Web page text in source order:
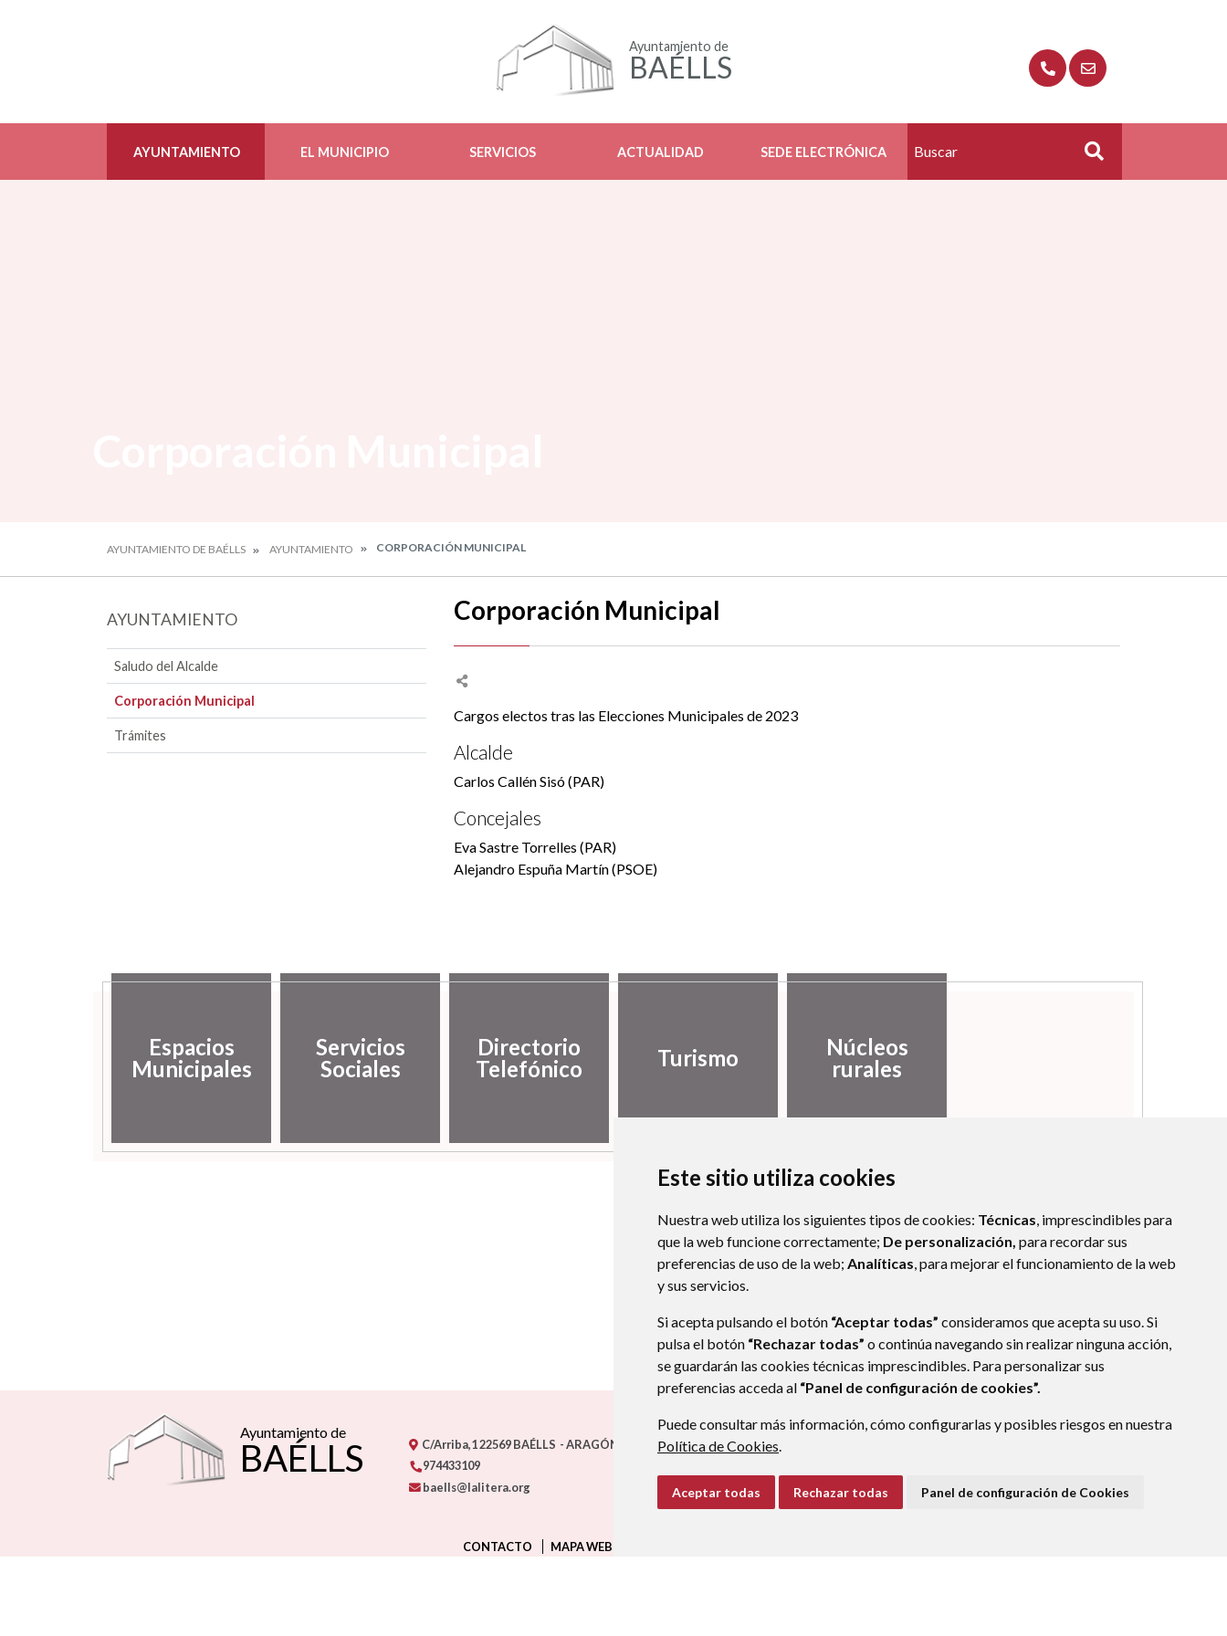
Este sitio utiliza cookies
Nuestra web utiliza los siguientes tipos de cookies: Técnicas, imprescindibles para
que la web funcione correctamente; De personalización, para recordar sus
preferencias de uso de la web; Analíticas, para mejorar el funcionamiento de la web
y sus servicios.
Si acepta pulsando el botón “Aceptar todas” consideramos que acepta su uso. Si
pulsa el botón “Rechazar todas” o continúa navegando sin realizar ninguna acción,
se guardarán las cookies técnicas imprescindibles. Para personalizar sus
preferencias acceda al “Panel de configuración de cookies”.
Puede consultar más información, cómo configurarlas y posibles riesgos en nuestra
Política de Cookies.
Aceptar todas Rechazar todas Panel de configuración de Cookies
Ayuntamiento de
BAÉLLS
AYUNTAMIENTO EL MUNICIPIO SERVICIOS ACTUALIDAD SEDE ELECTRÓNICA Buscar
AYUNTAMIENTO DE BAÉLLS AYUNTAMIENTO CORPORACIÓN MUNICIPAL
AYUNTAMIENTO
Saludo del Alcalde
Corporación Municipal
Trámites
Corporación Municipal
Cargos electos tras las Elecciones Municipales de 2023
Alcalde
Carlos Callén Sisó (PAR)
Concejales
Eva Sastre Torrelles (PAR)
Alejandro Espuña Martín (PSOE)
Espacios
Municipales
Servicios
Sociales
Directorio
Telefónico
Turismo
Núcleos
rurales
Ayuntamiento de
BAÉLLS C/Arriba,122569BAÉLLS - ARAGÓN
(ESPAÑA)
974433109
baells@lalitera.org
CONTACTO MAPA WEB